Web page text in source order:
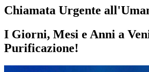
Chiamata Urgente
I Giorni, Mesi e Anni a
Purificazione!